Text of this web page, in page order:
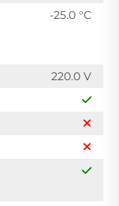
-25.0 °C
220.0 V